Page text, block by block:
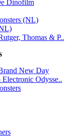
Dinofilm
(NL)
Thomas & P..
New Day
Odysse..